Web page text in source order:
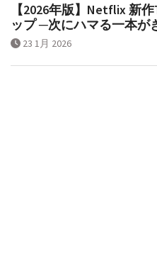
【2026年版】Netflix 新
ップ ─次にハマる一本が
23 1月 2026